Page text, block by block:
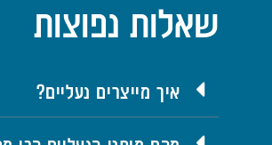
שאלות נפוצות
איך מייצרים נעליים?